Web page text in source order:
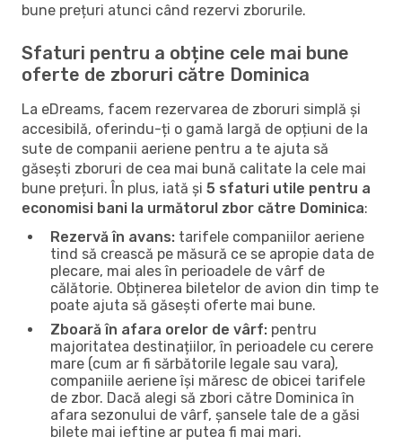
bune prețuri atunci când rezervi zborurile.
Sfaturi pentru a obține cele mai bune
oferte de zboruri către Dominica
La eDreams, facem rezervarea de zboruri simplă și
accesibilă, oferindu-ți o gamă largă de opțiuni de la
sute de companii aeriene pentru a te ajuta să
găsești zboruri de cea mai bună calitate la cele mai
bune prețuri. În plus, iată și 5 sfaturi utile pentru a
economisi bani la următorul zbor către Dominica:
Rezervă în avans: tarifele companiilor aeriene
tind să crească pe măsură ce se apropie data de
plecare, mai ales în perioadele de vârf de
călătorie. Obținerea biletelor de avion din timp te
poate ajuta să găsești oferte mai bune.
Zboară în afara orelor de vârf: pentru
majoritatea destinațiilor, în perioadele cu cerere
mare (cum ar fi sărbătorile legale sau vara),
companiile aeriene își măresc de obicei tarifele
de zbor. Dacă alegi să zbori către Dominica în
afara sezonului de vârf, șansele tale de a găsi
bilete mai ieftine ar putea fi mai mari.